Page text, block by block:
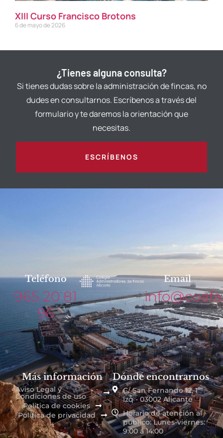
XIII Curso Francisco Brotons
6 de mayo de 2026
¿Tienes alguna consulta?
Si tienes dudas sobre la administración de fincas, no
dudes en consultarnos. Escríbenos a través del
formulario y te daremos la orientación que
necesitas.
ESCRÍBENOS
Teléfono
965 20 81
96
Email
Más información
Aviso Legal y
Condiciones de uso
Política de cookies
Política de privacidad
Dónde encontrarnos
C/ San Fernando 12, 1º
Izq - 03002 Alicante
Horario de atención al
público: Lunes-viernes:
9:00 a 14:00